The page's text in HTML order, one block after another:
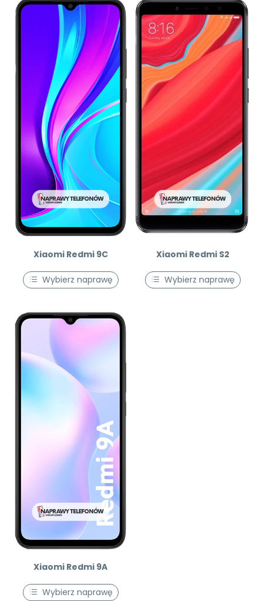
Xiaomi Redmi 9C
Wybierz naprawę
Xiaomi Redmi S2
Wybierz naprawę
Xiaomi Redmi 9A
Wybierz naprawę